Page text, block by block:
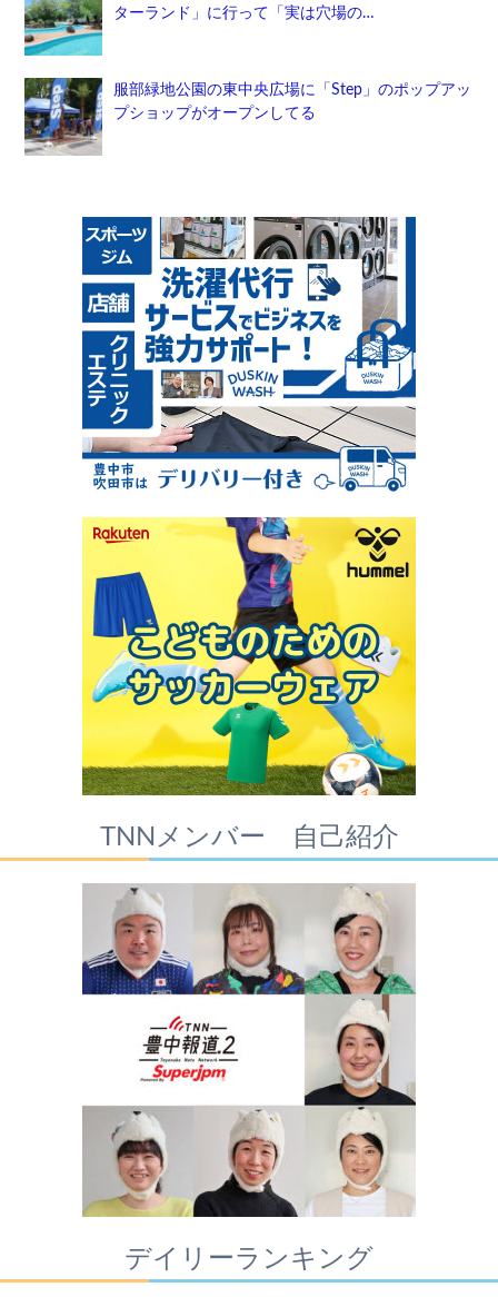
ターランド」に行って「実は穴場の…
服部緑地公園の東中央広場に「Step」のポップアッ
プショップがオープンしてる
TNNメンバー 自己紹介
デイリーランキング